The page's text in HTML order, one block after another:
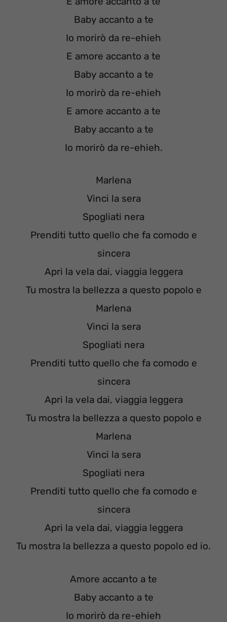
Baby accanto a te
Io morirò da re-ehieh
E amore accanto a te
Baby accanto a te
Io morirò da re-ehieh
E amore accanto a te
Baby accanto a te
Io morirò da re-ehieh.
Marlena
Vinci la sera
Spogliati nera
Prenditi tutto quello che fa comodo e
sincera
Apri la vela dai, viaggia leggera
Tu mostra la bellezza a questo popolo e
Marlena
Vinci la sera
Spogliati nera
Prenditi tutto quello che fa comodo e
sincera
Apri la vela dai, viaggia leggera
Tu mostra la bellezza a questo popolo e
Marlena
Vinci la sera
Spogliati nera
Prenditi tutto quello che fa comodo e
sincera
Apri la vela dai, viaggia leggera
Tu mostra la bellezza a questo popolo ed io.
Amore accanto a te
Baby accanto a te
Io morirò da re-ehieh